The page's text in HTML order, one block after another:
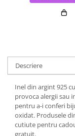
Descriere
Inel din argint 925
provoca alergii sau
pentru a-i conferi
oxidat. Produsele
cutiute pentru
gratuit.